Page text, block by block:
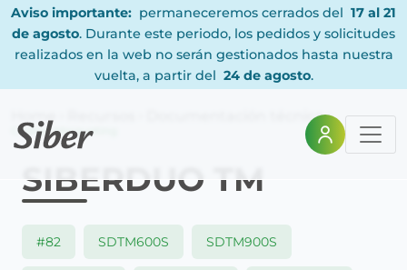
Aviso importante: permaneceremos cerrados del 17 al 21
de agosto. Durante este periodo, los pedidos y solicitudes
realizados en la web no serán gestionados hasta nuestra
vuelta, a partir del 24 de agosto.
Home Documentación técnica
Código Marqueting
SIBERDUO TM
#82 SDTM600S SDTM900S